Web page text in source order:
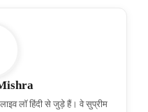
लॉ हिंदी से जुड़े हैं। वे सुप्रीम